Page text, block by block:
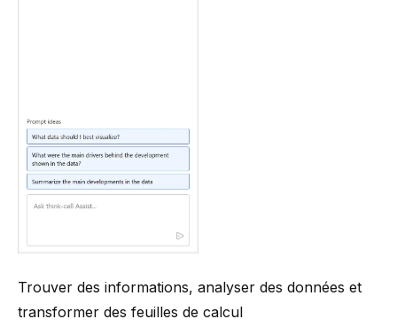
Trouver des informations, analyser des données et
transformer des feuilles de calcul